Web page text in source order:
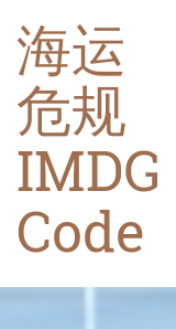
海运
危规
IMDG
Code